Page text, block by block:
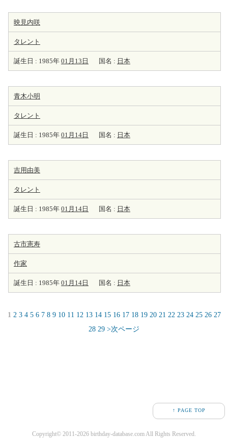
映見内咲
タレント
誕生日 : 1985年 01月13日 国名 : 日本
青木小明
タレント
誕生日 : 1985年 01月14日 国名 : 日本
吉用由美
タレント
誕生日 : 1985年 01月14日 国名 : 日本
古市憲寿
作家
誕生日 : 1985年 01月14日 国名 : 日本
1 2 3 4 5 6 7 8 9 10 11 12 13 14 15 16 17 18 19 20 21 22 23 24 25 26 27
28 29 >次ページ
↑ PAGE TOP
Copyright© 2011-2026 birthday-database.com All Rights Reserved.